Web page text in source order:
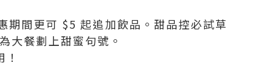
期間更可 $5 起追加飲品。甜品控必試草
大餐劃上甜蜜句號。